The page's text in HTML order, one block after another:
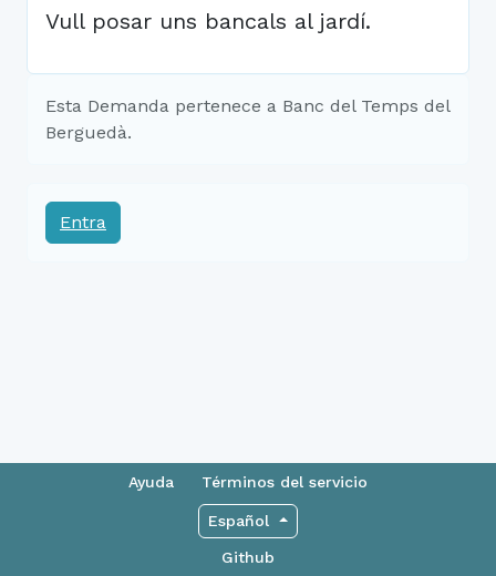
Vull posar uns bancals al jardí.
Esta Demanda pertenece a Banc del Temps del
Berguedà.
Entra
Ayuda Términos del servicio
Español
Github